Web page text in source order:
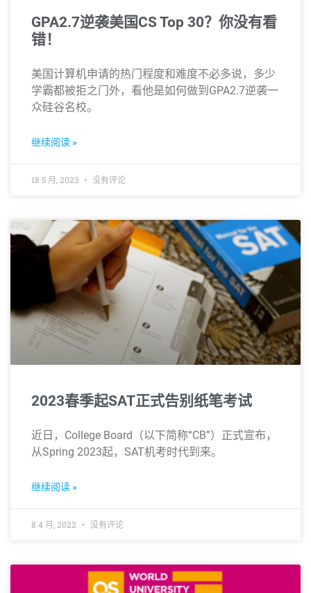
GPA2.7逆袭美国CS Top 30？你没有看
错！
美国计算机申请的热门程度和难度不必多说，多少
学霸都被拒之门外，看他是如何做到GPA2.7逆袭一
众硅谷名校。
继续阅读 »
18 5 月, 2023 没有评论
2023春季起SAT正式告别纸笔考试
近日，College Board（以下简称“CB”）正式宣布，
从Spring 2023起，SAT机考时代到来。
继续阅读 »
8 4 月, 2022 没有评论